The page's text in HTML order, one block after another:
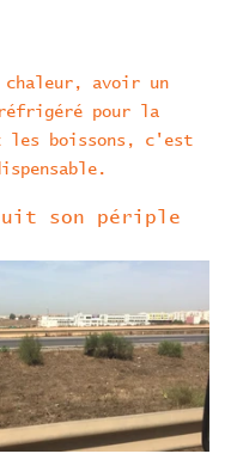
chaleur, avoir un
pour la
les boissons, c'est
son périple